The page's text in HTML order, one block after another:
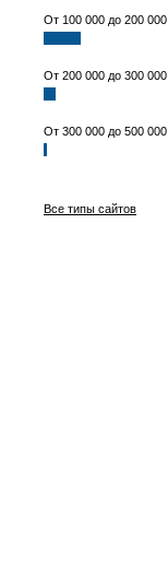
От 100 000 до 200 000
От 200 000 до 300 000
От 300 000 до 500 000
Все типы сайтов